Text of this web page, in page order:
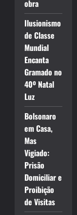
obra
Ilusionismo
de Classe
Mundial
Encanta
Gramado no
40º Natal
Luz
Bolsonaro
em Casa,
Mas
Vigiado:
Prisão
Domiciliar e
Proibição
de Visitas